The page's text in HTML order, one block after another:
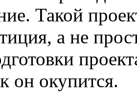
Такой
а не
он окупится.